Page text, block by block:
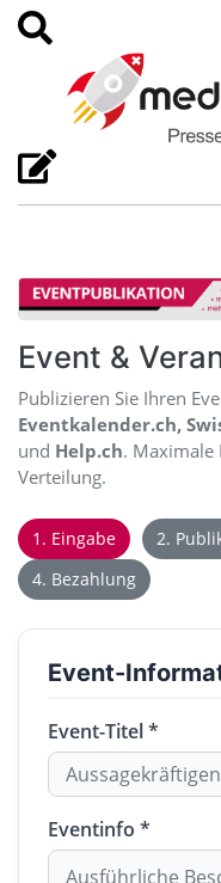
Event &
Publizieren Sie Ihren
Eventkalender.ch,
und Help.ch. Maximale
Verteilung.
1. Eingabe 2.
4. Bezahlung
Event-
Event-Titel *
Eventinfo *